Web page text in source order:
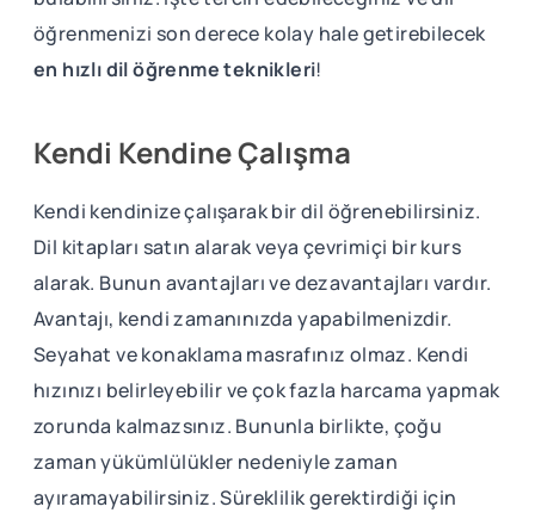
öğrenmenizi son derece kolay hale getirebilecek
en hızlı dil öğrenme teknikleri!
Kendi Kendine Çalışma
Kendi kendinize çalışarak bir dil öğrenebilirsiniz.
Dil kitapları satın alarak veya çevrimiçi bir kurs
alarak. Bunun avantajları ve dezavantajları vardır.
Avantajı, kendi zamanınızda yapabilmenizdir.
Seyahat ve konaklama masrafınız olmaz. Kendi
hızınızı belirleyebilir ve çok fazla harcama yapmak
zorunda kalmazsınız. Bununla birlikte, çoğu
zaman yükümlülükler nedeniyle zaman
ayıramayabilirsiniz. Süreklilik gerektirdiği için